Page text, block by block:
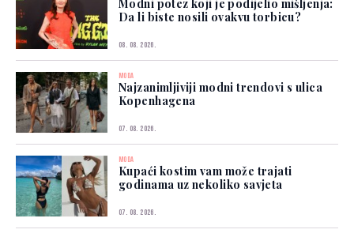
Modni potez koji je podijelio mišljenja:
Da li biste nosili ovakvu torbicu?
08. 08. 2026.
MODA
Najzanimljiviji modni trendovi s ulica
Kopenhagena
07. 08. 2026.
MODA
Kupaći kostim vam može trajati
godinama uz nekoliko savjeta
07. 08. 2026.